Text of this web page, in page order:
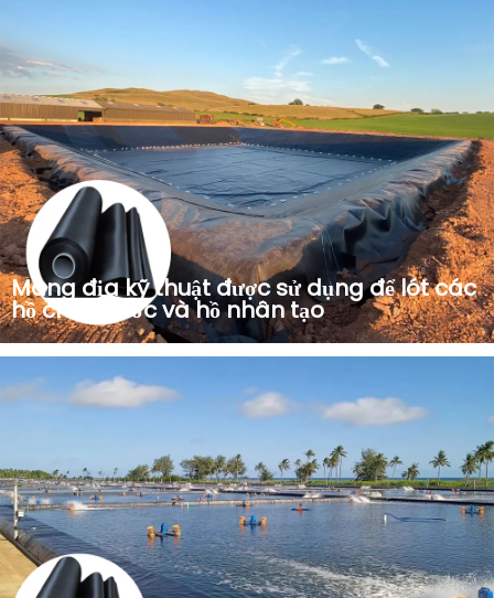
Màng địa kỹ thuật được sử dụng để lót các
hồ chứa nước và hồ nhân tạo
Màng địa kỹ thuật được làm bằng polyethylene mật độ
cao, có đặc tính chống thấm nước, không thấm nước,
chống lão hóa và chống tia cực tím. Được sử dụng rộng rãi
trong lót bãi chôn lấp, ao nuôi cá, lót ao nuôi tôm, hồ chứa
nông nghiệp, nhân tạo...